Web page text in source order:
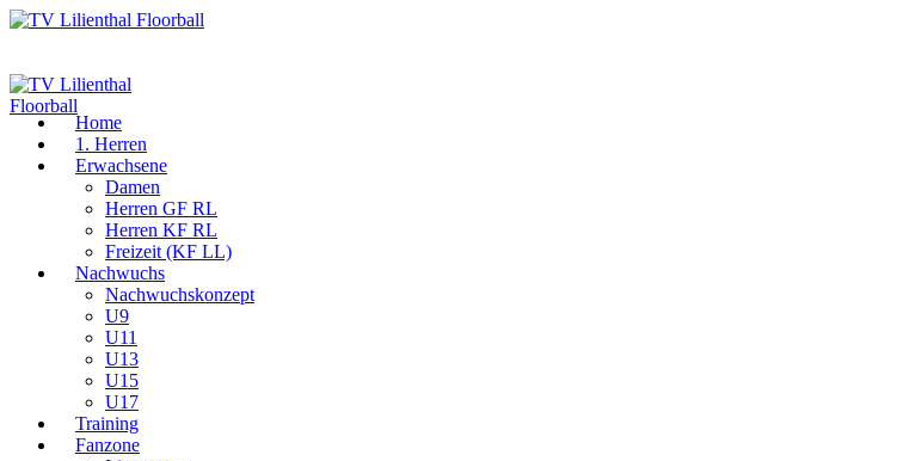
Home
1. Herren
Erwachsene
Damen
Herren GF RL
Herren KF RL
Freizeit (KF LL)
Nachwuchs
Nachwuchskonzept
U9
U11
U13
U15
U17
Training
Fanzone